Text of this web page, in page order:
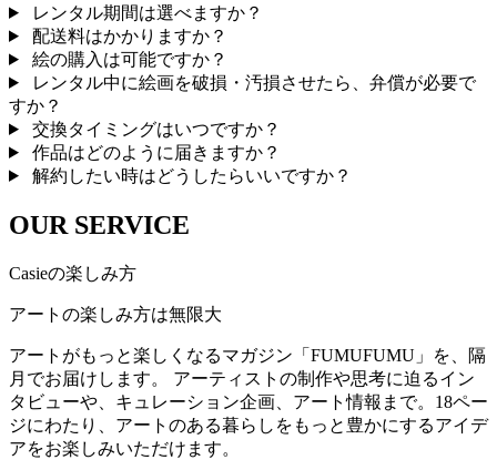
レンタル期間は選べますか？
配送料はかかりますか？
絵の購入は可能ですか？
レンタル中に絵画を破損・汚損させたら、弁償が必要で
すか？
交換タイミングはいつですか？
作品はどのように届きますか？
解約したい時はどうしたらいいですか？
OUR SERVICE
Casieの楽しみ方
アートの楽しみ方は無限大
アートがもっと楽しくなるマガジン「FUMUFUMU」を、隔
月でお届けします。 アーティストの制作や思考に迫るイン
タビューや、キュレーション企画、アート情報まで。18ペー
ジにわたり、アートのある暮らしをもっと豊かにするアイデ
アをお楽しみいただけます。